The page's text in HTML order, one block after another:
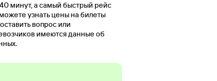
минут, а самый быстрый рейс
узнать цены на билеты
вопрос или
имеются данные об